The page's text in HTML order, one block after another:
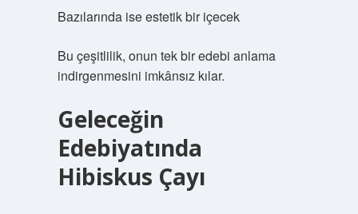
Bazılarında ise estetik bir içecek
Bu çeşitlilik, onun tek bir edebi anlama
indirgenmesini imkânsız kılar.
Geleceğin
Edebiyatında
Hibiskus Çayı